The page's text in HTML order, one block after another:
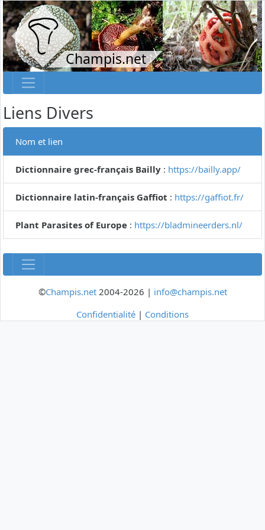
Champis.net
Liens Divers
Nom et lien
Dictionnaire grec-français Bailly : https://bailly.app/
Dictionnaire latin-français Gaffiot : https://gaffiot.fr/
Plant Parasites of Europe : https://bladmineerders.nl/
©Champis.net2004-2026 | info@champis.net
Confidentialité | Conditions